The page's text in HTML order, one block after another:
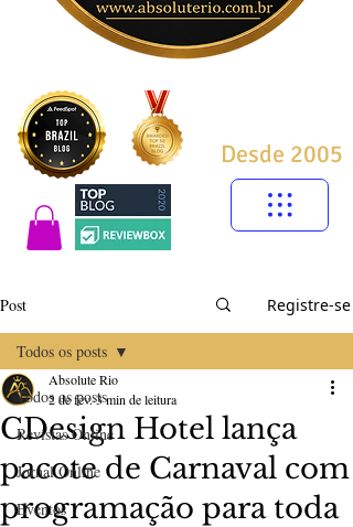
Desde 2005
Post Registre-se
Todos os posts
Revistas Online
Jornal Online
Eventos
Todos os posts
CDesign Hotel lança
pacote de Carnaval com
programação para toda
Absolute Rio
2 de fev.3 min de leitura